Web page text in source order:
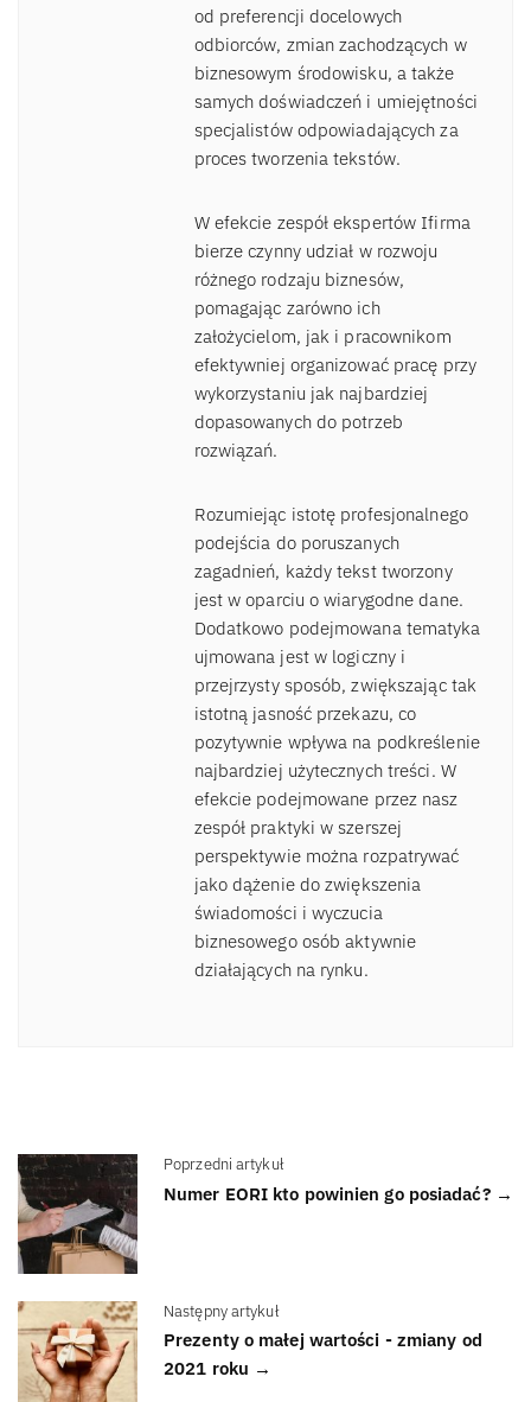
od preferencji docelowych
odbiorców, zmian zachodzących w
biznesowym środowisku, a także
samych doświadczeń i umiejętności
specjalistów odpowiadających za
proces tworzenia tekstów.
W efekcie zespół ekspertów Ifirma
bierze czynny udział w rozwoju
różnego rodzaju biznesów,
pomagając zarówno ich
założycielom, jak i pracownikom
efektywniej organizować pracę przy
wykorzystaniu jak najbardziej
dopasowanych do potrzeb
rozwiązań.
Rozumiejąc istotę profesjonalnego
podejścia do poruszanych
zagadnień, każdy tekst tworzony
jest w oparciu o wiarygodne dane.
Dodatkowo podejmowana tematyka
ujmowana jest w logiczny i
przejrzysty sposób, zwiększając tak
istotną jasność przekazu, co
pozytywnie wpływa na podkreślenie
najbardziej użytecznych treści. W
efekcie podejmowane przez nasz
zespół praktyki w szerszej
perspektywie można rozpatrywać
jako dążenie do zwiększenia
świadomości i wyczucia
biznesowego osób aktywnie
działających na rynku.
Poprzedni artykuł
Numer EORI kto powinien go posiadać? →
Następny artykuł
Prezenty o małej wartości - zmiany od
2021 roku →